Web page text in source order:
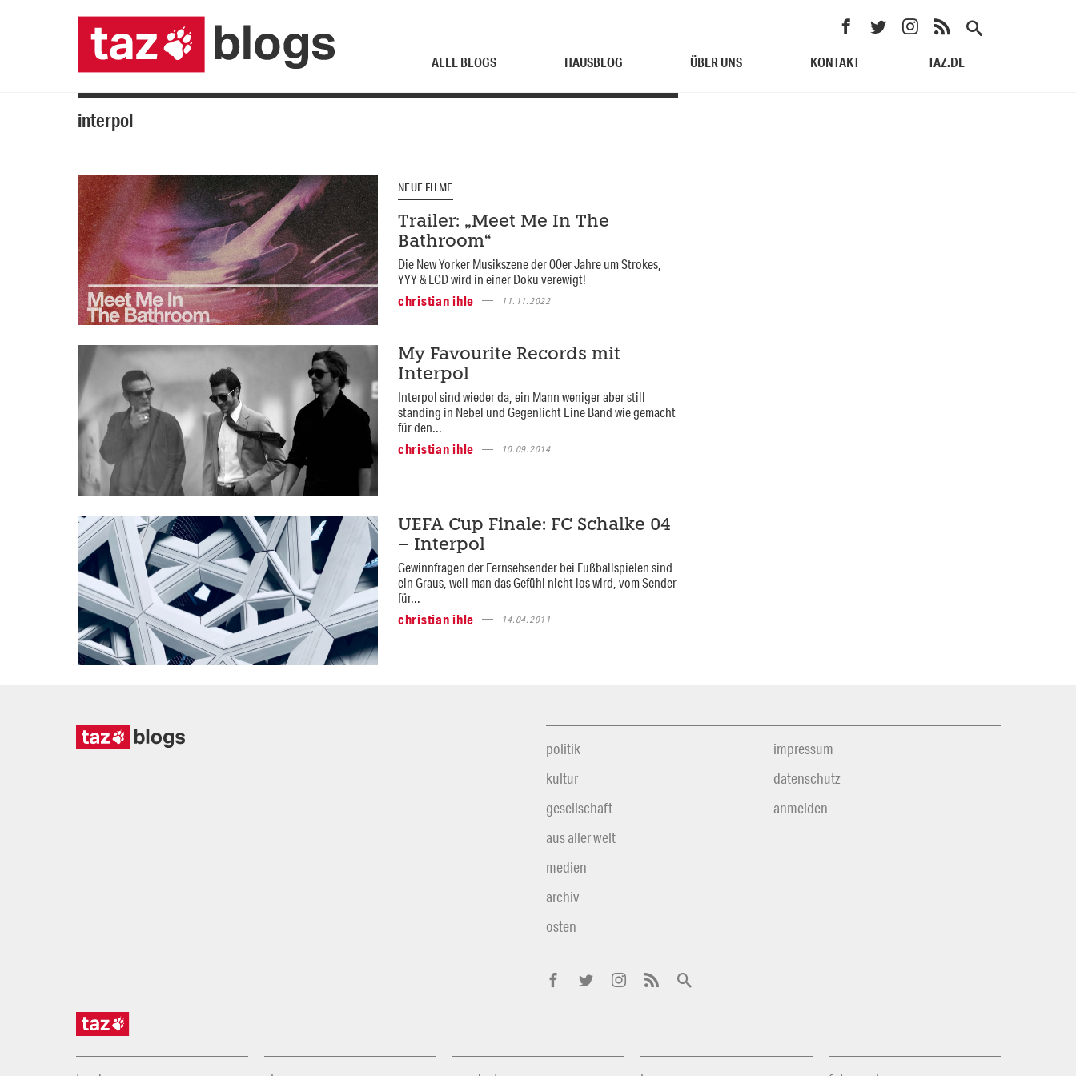
ALLE BLOGS HAUSBLOG ÜBER UNS KONTAKT TAZ.DE
interpol
NEUE FILME
Trailer: „Meet Me In The
Bathroom“
Die New Yorker Musikszene der 00er Jahre um Strokes,
YYY & LCD wird in einer Doku verewigt!
christian ihle
11.11.2022
My Favourite Records mit
Interpol
Interpol sind wieder da, ein Mann weniger aber still
standing in Nebel und Gegenlicht Eine Band wie gemacht
für den...
christian ihle
10.09.2014
UEFA Cup Finale: FC Schalke 04
– Interpol
Gewinnfragen der Fernsehsender bei Fußballspielen sind
ein Graus, weil man das Gefühl nicht los wird, vom Sender
für...
christian ihle
14.04.2011
politik
kultur
gesellschaft
aus aller welt
medien
archiv
osten
impressum
datenschutz
anmelden